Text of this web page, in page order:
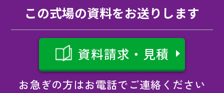
この式場の資料をお送りします
お急ぎの方はお電話でご連絡ください
資料請求・見積